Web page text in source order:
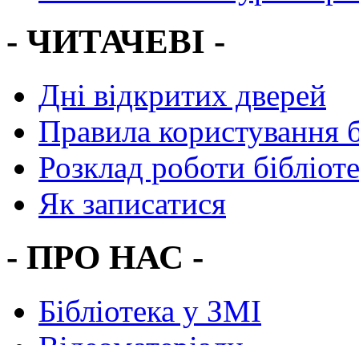
- ЧИТАЧЕВІ -
Дні відкритих дверей
Правила користування
Розклад роботи
Як записатися
- ПРО НАС -
Бібліотека у ЗМІ